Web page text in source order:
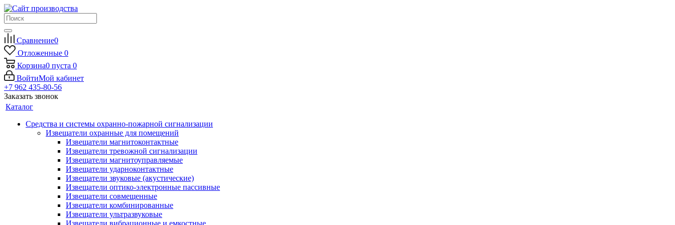
Сравнение0
Отложенные 0
Корзина0 пуста 0
ВойтиМой кабинет
+7 962 435-80-56
Заказать звонок
Каталог
Средства и системы охранно-пожарной сигнализации
Извещатели охранные для помещений
Извещатели магнитоконтактные
Извещатели тревожной сигнализации
Извещатели магнитоуправляемые
Извещатели ударноконтактные
Извещатели звуковые (акустические)
Извещатели оптико-электронные пассивные
Извещатели совмещенные
Извещатели комбинированные
Извещатели ультразвуковые
Извещатели вибрационные и емкостные